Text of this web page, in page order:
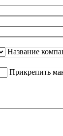
Название
Прикрепить